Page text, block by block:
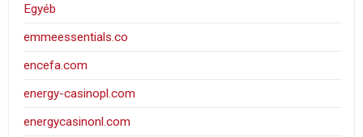
Egyéb
emmeessentials.co
encefa.com
energy-casinopl.com
energycasinonl.com